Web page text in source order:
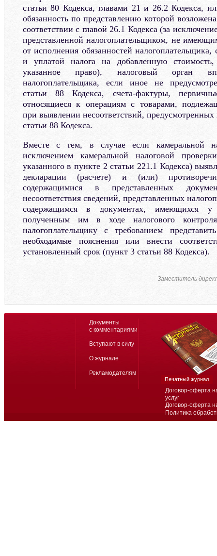
статьи 80 Кодекса, главами 21 и 26.2 Кодекса,
обязанность по представлению которой
соответствии с главой 26.1 Кодекса (за
представленной налогоплательщиком, не
от исполнения обязанностей
и уплатой налога на добавленную
указанное право), налоговый орган
налогоплательщика, если иное не
статьи 88 Кодекса, счета-фактуры,
относящиеся к операциям с товарами,
при выявлении несоответствий,
статьи 88 Кодекса.
Вместе с тем, в случае если камеральной
исключением камеральной налоговой
указанного в пункте 2 статьи 221.1 Кодекса)
декларации (расчете) и (или)
содержащимися в представленных
несоответствия сведений, представленных
содержащимся в документах, имеющихся у
полученным им в ходе налогового
налогоплательщику с требованием
необходимые пояснения или внести
установленный срок (пункт 3 статьи 88 Кодекса).
Заместитель
Договор-оферта
услуг
Договор-оферта
Политика
Документы
с комментариями
Вступают в силу
О журнале
Рекламодателям
Печатный журнал